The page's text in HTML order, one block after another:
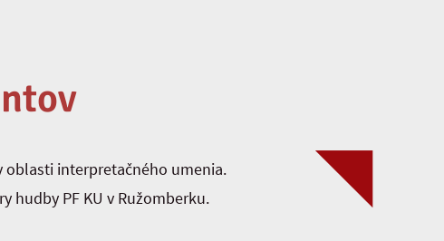
oblasti interpretačného umenia.
hudby PF KU v Ružomberku.